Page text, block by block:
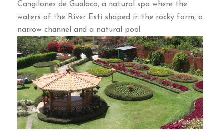
Cangilones de Gualaca, a natural spa where the
waters of the River Estí shaped in the rocky form, a
narrow channel and a natural pool.